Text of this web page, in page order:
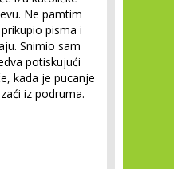
Ne pamtim
pisma i
Snimio sam
potiskujući
kada je pucanje
iz podruma.